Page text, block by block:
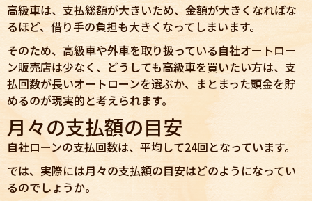
高級車は、支払総額が大きいため、金額が大きくなればな
るほど、借り手の負担も大きくなってしまいます。
そのため、高級車や外車を取り扱っている自社オートロー
ン販売店は少なく、どうしても高級車を買いたい方は、支
払回数が長いオートローンを選ぶか、まとまった頭金を貯
めるのが現実的と考えられます。
月々の支払額の目安
自社ローンの支払回数は、平均して24回となっています。
では、実際には月々の支払額の目安はどのようになってい
るのでしょうか。